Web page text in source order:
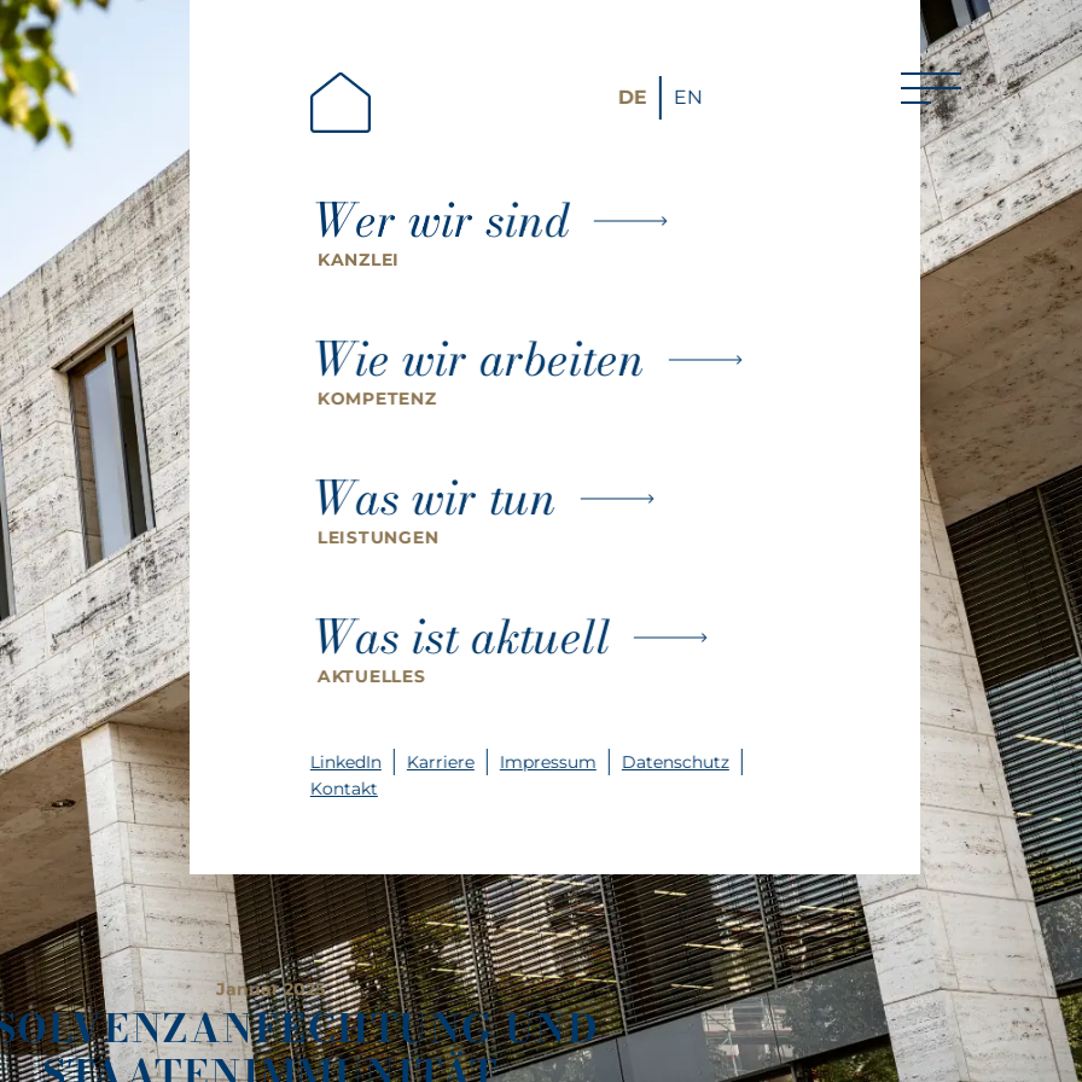
Menü
Startseite DE EN
Wer wir sind
KANZLEI
Wie wir arbeiten
KOMPETENZ
Was wir tun
LEISTUNGEN
Was ist aktuell
AKTUELLES
LinkedIn Karriere Impressum
Datenschutz
Kontakt
Januar 2025
UND